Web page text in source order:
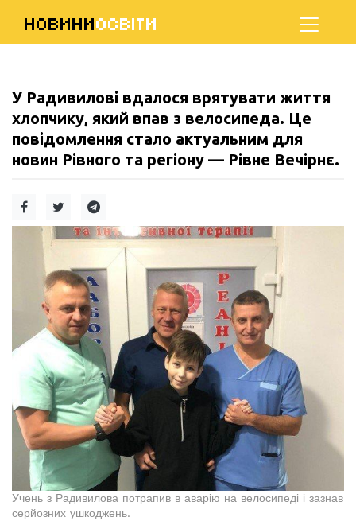
НОВИНИОСВІТИ
У Радивилові вдалося врятувати життя
хлопчику, який впав з велосипеда. Це
повідомлення стало актуальним для
новин Рівного та регіону — Рівне Вечірнє.
Учень з Радивилова потрапив в аварію на велосипеді і зазнав
серйозних ушкоджень.